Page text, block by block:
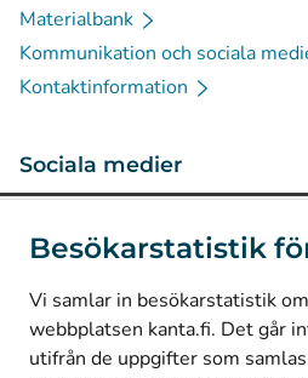
Besökarstatistik
Vi samlar in besökarstatistik
webbplatsen kanta.fi. Det går
utifrån de uppgifter som
Materialbank
Kommunikation och sociala
Kontaktinformation
Sociala medier
LinkedIn(Avautuu uuteen
Facebook
Avautuu uuteen